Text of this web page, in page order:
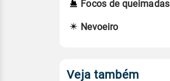
Focos de queimadas
Nevoeiro
Veja também